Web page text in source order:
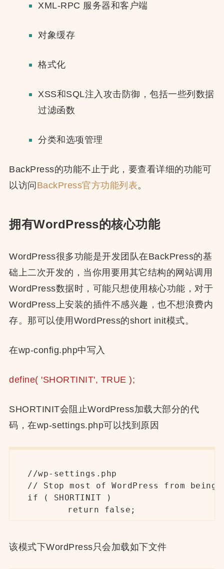
XML-RPC 服务器和客户端
对象缓存
格式化
XSS和SQL注入攻击防御，包括一些列数据
过滤函数
分类和选项管理
BackPress的功能不止于此，要查看详细的功能可
以访问BackPress官方功能列表。
拥有WordPress的核心功能
WordPress很多功能是开发团队在BackPress的基
础上二次开发的，当你用要用其它结构的网站调用
WordPress数据时，可能只想使用核心功能，对于
WordPress上安装的插件不感兴趣，也不想浪费内
存。那可以使用WordPress的short init模式。
在wp-config.php中写入
define( 'SHORTINIT', TRUE );
SHORTINIT会阻止WordPress加载大部分的代
码，在wp-settings.php可以找到原因
//wp-settings.php
// Stop most of WordPress from
if ( SHORTINIT )
	return false;
该模式下WordPress只会加载如下文件